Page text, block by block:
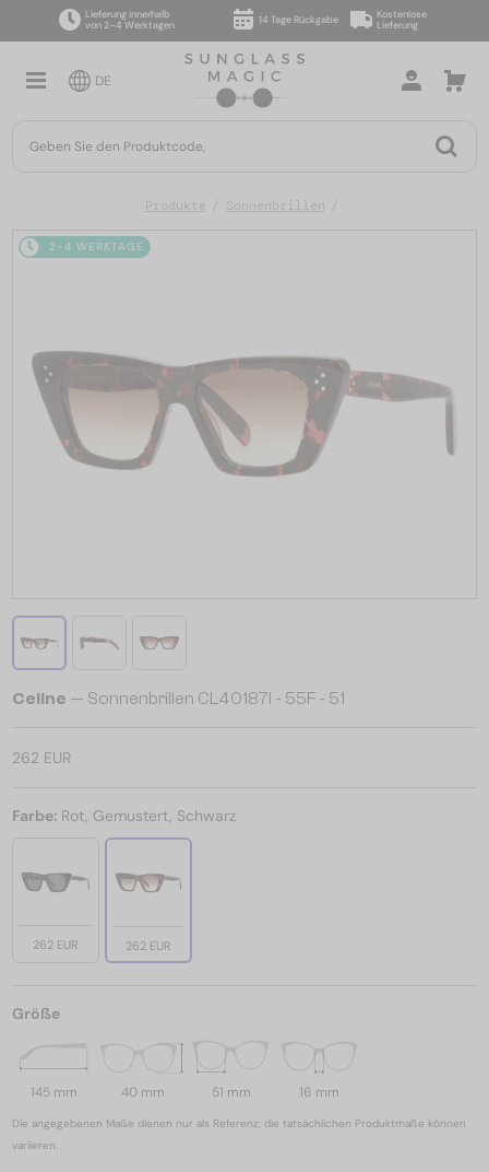
Lieferung innerhalb
von 2–4 Werktagen
14 Tage Rückgabe
Kostenlose
Lieferung
DE
Produkte Sonnenbrillen
2-4 WERKTAGE
Celine — Sonnenbrillen CL40187I - 55F - 51
262 EUR
Farbe: Rot, Gemustert, Schwarz
262 EUR 262 EUR
Größe
145 mm 40 mm 51 mm 16 mm
Die angegebenen Maße dienen nur als Referenz; die tatsächlichen Produktmaße können
variieren.